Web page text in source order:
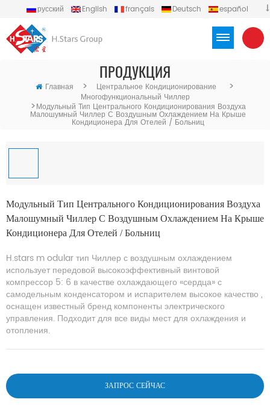
русский English français Deutsch
español
ПРОДУКЦИЯ
Главная > Центральное Кондиционирование >
Многофункциональный Чиллер
>Модульный Тип Центрального Кондиционирования Воздуха
Малошумный Чиллер С Воздушным Охлаждением На Крыше
Кондиционера Для Отелей / Больниц
Модульный Тип Центрального Кондиционирования Воздуха
Малошумный Чиллер С Воздушным Охлаждением На Крыше
Кондиционера Для Отелей / Больниц
H.stars modular тип Чиллер с воздушным охлаждением
использует передовой высокоэффективный винтовой
компрессор 5: 6 в качестве охлаждающего «сердца» с
самодельным конденсатором и испарителем высокое качество ,
оснащен известный бренд компоненты электрического
управления. Подходит для все виды мест для охлаждения и
отопления.
ЗАПРОС СЕЙЧАС